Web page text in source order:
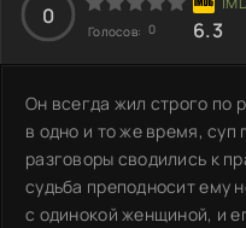
0
Голосов: 0 6.3
Он всегда жил строго по
в одно и то же время, суп
разговоры сводились к
судьба преподносит ему
с одинокой женщиной, и